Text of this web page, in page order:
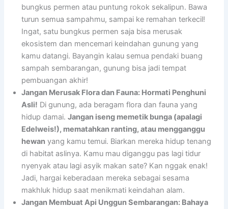
bungkus permen atau puntung rokok sekalipun. Bawa
turun semua sampahmu, sampai ke remahan terkecil!
Ingat, satu bungkus permen saja bisa merusak
ekosistem dan mencemari keindahan gunung yang
kamu datangi. Bayangin kalau semua pendaki buang
sampah sembarangan, gunung bisa jadi tempat
pembuangan akhir!
Jangan Merusak Flora dan Fauna: Hormati Penghuni
Asli! Di gunung, ada beragam flora dan fauna yang
hidup damai.Jangan iseng memetik bunga (apalagi
Edelweis!), mematahkan ranting, atau mengganggu
hewan yang kamu temui. Biarkan mereka hidup tenang
di habitat aslinya. Kamu mau diganggu pas lagi tidur
nyenyak atau lagi asyik makan sate? Kan nggak enak!
Jadi, hargai keberadaan mereka sebagai sesama
makhluk hidup saat menikmati keindahan alam.
Jangan Membuat Api Unggun Sembarangan: Bahaya